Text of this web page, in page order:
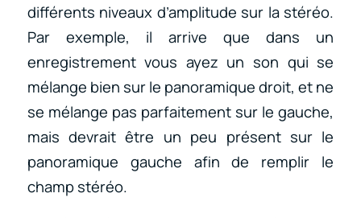
différents niveaux d’amplitude sur la stéréo.
Par exemple, il arrive que dans un
enregistrement vous ayez un son qui se
mélange bien sur le panoramique droit, et ne
se mélange pas parfaitement sur le gauche,
mais devrait être un peu présent sur le
panoramique gauche afin de remplir le
champ stéréo.